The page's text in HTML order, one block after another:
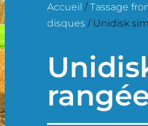
Accueil /Tassage
disques / Unidisk